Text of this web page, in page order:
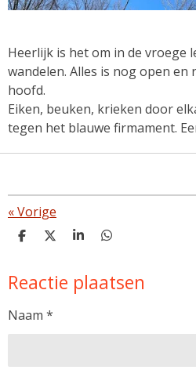
Heerlijk is het om in de vroege
wandelen. Alles is nog open
hoofd.
Eiken, beuken, krieken door
tegen het blauwe firmament.
«Vorige
D
e
n
D
l
S
r
e
D
e
n
Reactie plaatsen
Naam *